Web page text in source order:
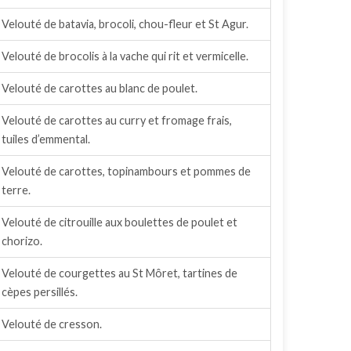
Velouté de batavia, brocoli, chou-fleur et St Agur.
Velouté de brocolis à la vache qui rit et vermicelle.
Velouté de carottes au blanc de poulet.
Velouté de carottes au curry et fromage frais,
tuiles d’emmental.
Velouté de carottes, topinambours et pommes de
terre.
Velouté de citrouille aux boulettes de poulet et
chorizo.
Velouté de courgettes au St Môret, tartines de
cèpes persillés.
Velouté de cresson.